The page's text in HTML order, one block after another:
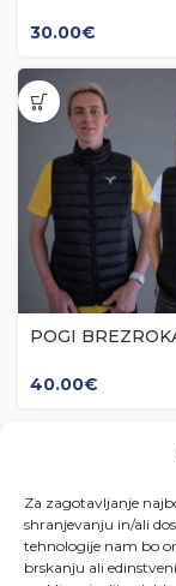
Za zagotavljanje
shranjevanju in/ali
tehnologije nam bo
brskanju ali
30.00€
POGI
40.00€